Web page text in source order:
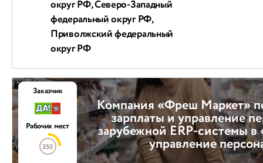
округ РФ, Северо-Западный
федеральный округ РФ,
Приволжский федеральный
округ РФ
Компания «Фреш Маркет»
зарплаты и управление
зарубежной ERP-системы в
управление
Заказчик
Рабочих мест
350